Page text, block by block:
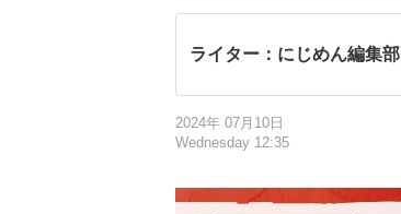
ライター：にじめん編集部
2024年 07月10日
Wednesday 12:35